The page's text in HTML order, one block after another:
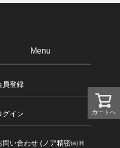
カートへ
Menu
員登録
グイン
問い合わせ (ノア精密㈱Ｈ